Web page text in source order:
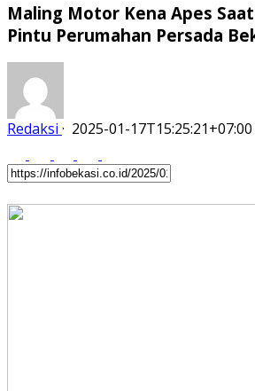
Maling Motor Kena Apes
Pintu Perumahan Persada
Redaksi · 2025-01-17T15:25:21+07:00